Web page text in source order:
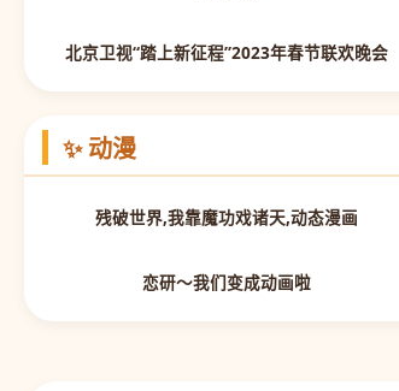
北京卫视“踏上新征程”2023年春节联欢晚会
✨ 动漫
第19集
残破世界,我靠魔功戏诸天,动态漫画
恋研～我们变成动画啦